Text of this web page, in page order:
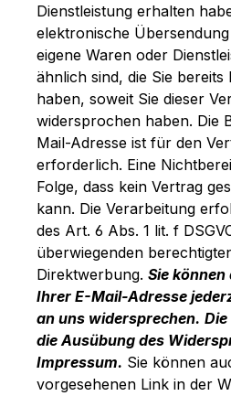
Dienstleistung erhalten
elektronische
eigene Waren oder
ähnlich sind, die Sie
haben, soweit Sie dieser
widersprochen haben. Die
Mail-Adresse ist für den
erforderlich. Eine
Folge, dass kein Vertrag
kann. Die Verarbeitung
des Art. 6 Abs. 1 lit. f
überwiegenden
Direktwerbung. Sie
Ihrer E-Mail-Adresse
an uns widersprechen.
die Ausübung des
Impressum. Sie können
vorgesehenen Link in der